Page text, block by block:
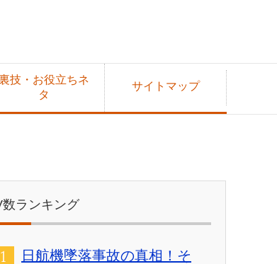
技・お役立ちネ
タ
サイトマップ
数ランキング
日航機墜落事故の真相！そ